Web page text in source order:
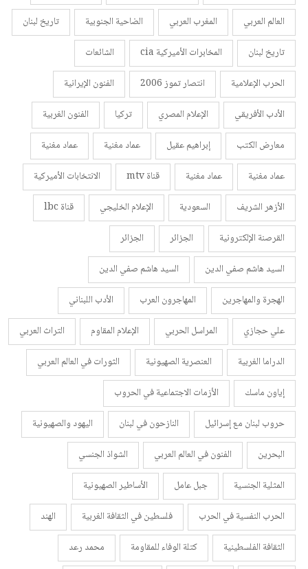
العالم العربي
المغرب العربي الضاحية الجنوبية
تاريخ لبنان
تاريخ لبنان
المخابرات الأميركية cia
الشائعات
الحرب الإعلامية
انتصار تموز 2006
الفنون الإيرانية
الأدب الأفريقي
الإعلام المصري تركيا
الفنون الغربية
معارض الكتب
إبراهيم عقيل عماد مغنية
عماد مغنية
عماد مغنية
عماد مغنية قناة mtv
الانتخابات الأميركية
الأزهر الشريف
السعودية الإعلام الخليجي
قناة lbc
القرصنة الإلكترونية
الجزائر
الجزائر
السيد هاشم صفي الدين
السيد هاشم صفي الدين
الهجرة والمهاجرين
المهاجرون العرب
الأدب اللبناني
علي حجازي
المراسل الحربي الإعلام المقاوم
التراث العربي
الدراما الغربية
العنصرية الصهيونية
الثورات في العالم العربي
إياون ماسك
الأزمات الاجتماعية في الحروب
حروب لبنان مع إسرائيل
النازحون في لبنان
اليهود والصهيونية
البحرين
الفنون في العالم العربي
الشواذ الجنسي
المثلية الجنسية
جبل عامل
الأساطير الصهيونية
الحرب النفسية في الحرب
فلسطين في الثقافة الغربية
الهند
الثقافة الفلسطينية
كتلة الوفاء للمقاومة
محمد رعد